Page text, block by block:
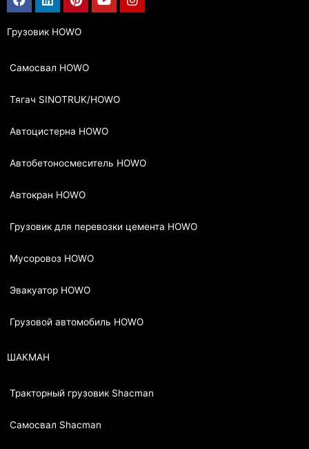
Грузовик HOWO
Самосвал HOWO
Тягач SINOTRUK/HOWO
Автоцистерна HOWO
Автобетоносмеситель HOWO
Автокран HOWO
Грузовик для перевозки цемента HOWO
Мусоровоз HOWO
Эвакуатор HOWO
Грузовой автомобиль HOWO
ШАКМАН
Тракторный грузовик Shacman
Самосвал Shacman